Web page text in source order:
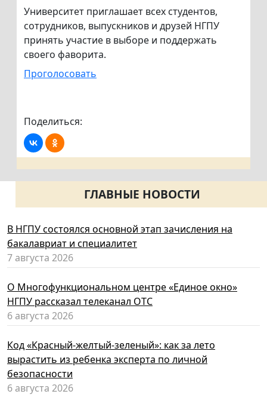
Университет приглашает всех студентов,
сотрудников, выпускников и друзей НГПУ
принять участие в выборе и поддержать
своего фаворита.
Проголосовать
Поделиться:
ГЛАВНЫЕ НОВОСТИ
В НГПУ состоялся основной этап зачисления на
бакалавриат и специалитет
7 августа 2026
О Многофункциональном центре «Единое окно»
НГПУ рассказал телеканал ОТС
6 августа 2026
Код «Красный-желтый-зеленый»: как за лето
вырастить из ребенка эксперта по личной
безопасности
6 августа 2026